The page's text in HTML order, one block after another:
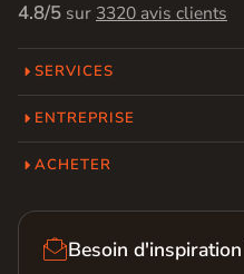
4.8/5 sur 3320 avis clients
SERVICES
ENTREPRISE
ACHETER
Besoin